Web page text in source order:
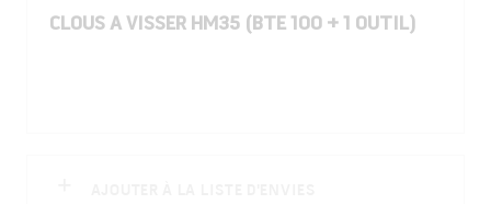
CLOUS A VISSER HM35 (BTE 100 + 1 OUTIL)